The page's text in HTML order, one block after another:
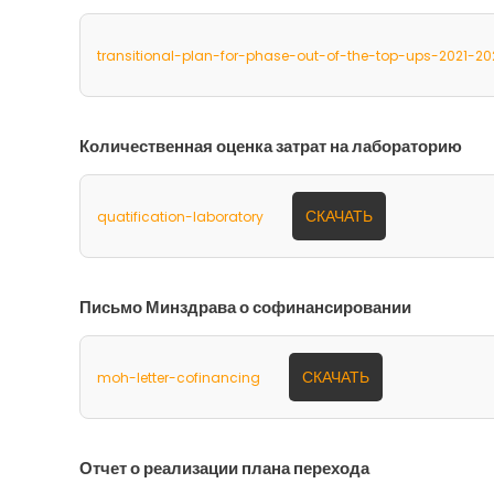
transitional-plan-for-phase-out-of-the-top-ups-2021-
Количественная оценка затрат на лабораторию
quatification-laboratory СКАЧАТЬ
Письмо Минздрава о софинансировании
moh-letter-cofinancing СКАЧАТЬ
Отчет о реализации плана перехода